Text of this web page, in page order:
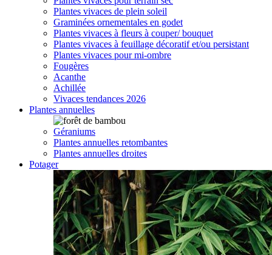
Plantes vivaces de plein soleil
Graminées ornementales en godet
Plantes vivaces à fleurs à couper/ bouquet
Plantes vivaces à feuillage décoratif et/ou persistant
Plantes vivaces pour mi-ombre
Fougères
Acanthe
Achillée
Vivaces tendances 2026
Plantes annuelles
Géraniums
Plantes annuelles retombantes
Plantes annuelles droites
Potager